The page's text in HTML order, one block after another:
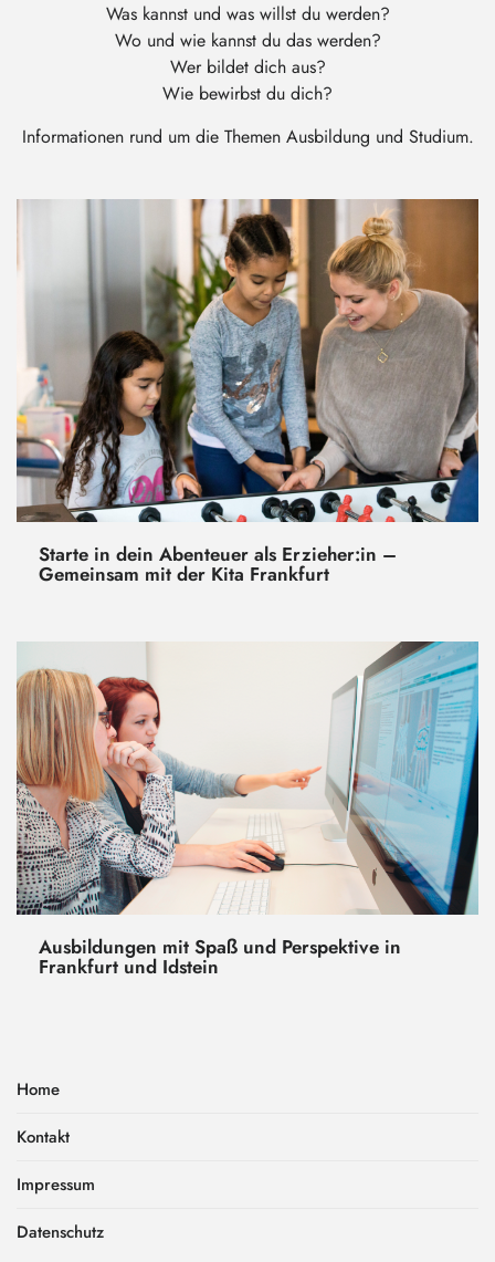
Was kannst und was willst du werden?
Wo und wie kannst du das werden?
Wer bildet dich aus?
Wie bewirbst du dich?
Informationen rund um die Themen Ausbildung und Studium.
Starte in dein Abenteuer als Erzieher:in –
Gemeinsam mit der Kita Frankfurt
Ausbildungen mit Spaß und Perspektive in
Frankfurt und Idstein
Home
Kontakt
Impressum
Datenschutz